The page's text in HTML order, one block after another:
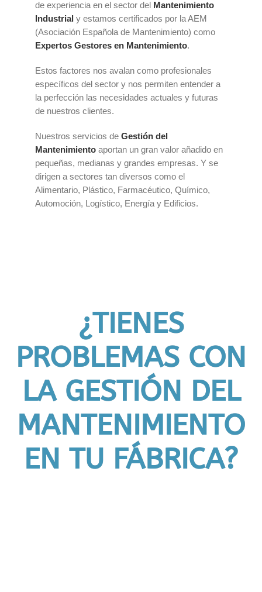
de experiencia en el sector del Mantenimiento
Industrial y estamos certificados por la AEM
(Asociación Española de Mantenimiento) como
Expertos Gestores en Mantenimiento.
Estos factores nos avalan como profesionales
específicos del sector y nos permiten entender a
la perfección las necesidades actuales y futuras
de nuestros clientes.
Nuestros servicios de Gestión del
Mantenimiento aportan un gran valor añadido en
pequeñas, medianas y grandes empresas. Y se
dirigen a sectores tan diversos como el
Alimentario, Plástico, Farmacéutico, Químico,
Automoción, Logístico, Energía y Edificios.
¿TIENES
PROBLEMAS CON
LA GESTIÓN DEL
MANTENIMIENTO
EN TU FÁBRICA?